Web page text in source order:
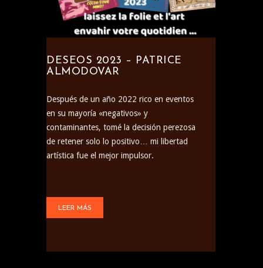
DESEOS 2023 – PATRICE
ALMODOVAR
Después de un año 2022 rico en eventos
en su mayoría «negativos» y
contaminantes, tomé la decisión perezosa
de retener solo lo positivo… mi libertad
artística fue el mejor impulsor.
LEER MÁS